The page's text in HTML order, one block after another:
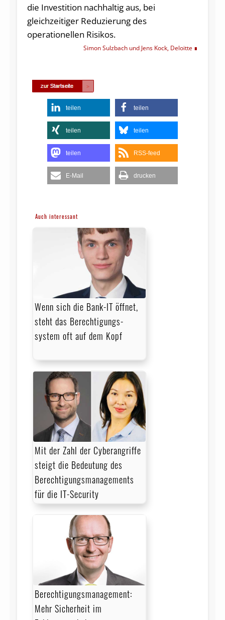
die Investition nachhaltig aus, bei
gleichzeitiger Reduzierung des
operationellen Risikos.
Simon Sulzbach und Jens Kock, Deloitte
teilen teilen
teilen teilen
teilen RSS-feed
E-Mail drucken
Auch interessant
Wenn sich die Bank-IT öffnet,
steht das Berechtigungs­
system oft auf dem Kopf
Mit der Zahl der Cyberangriffe
steigt die Bedeutung des
Berechtigungs­managements
für die IT-Security
Berechtigungsmanagement:
Mehr Sicherheit im